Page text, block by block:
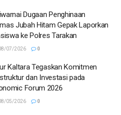
Dugaan Penghinaan
Jubah Hitam Gepak Laporkan
ke Polres Tarakan
07/2026 0
Kaltara Tegaskan Komitmen
dan Investasi pada
Forum 2026
05/2026 0